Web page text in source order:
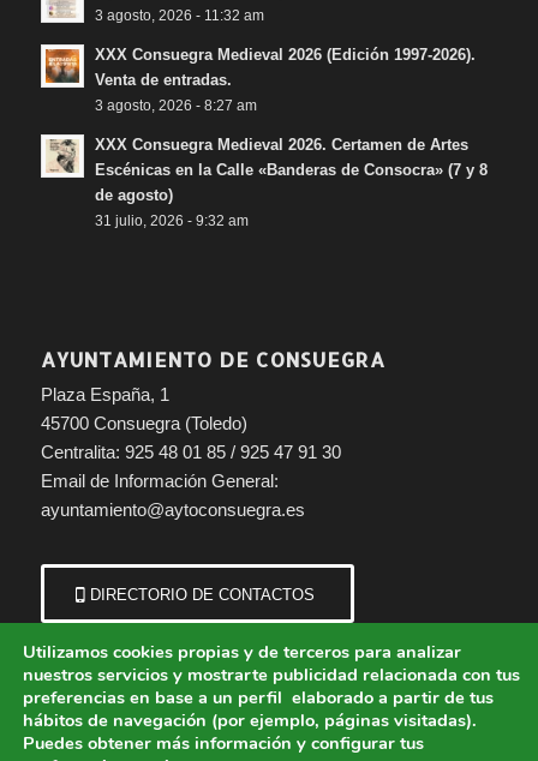
3 agosto, 2026 - 11:32 am
XXX Consuegra Medieval 2026 (Edición 1997-2026).
Venta de entradas.
3 agosto, 2026 - 8:27 am
XXX Consuegra Medieval 2026. Certamen de Artes
Escénicas en la Calle «Banderas de Consocra» (7 y 8
de agosto)
31 julio, 2026 - 9:32 am
AYUNTAMIENTO DE CONSUEGRA
Plaza España, 1
45700 Consuegra (Toledo)
Centralita: 925 48 01 85 / 925 47 91 30
Email de Información General:
ayuntamiento@aytoconsuegra.es
DIRECTORIO DE CONTACTOS
Utilizamos cookies propias y de terceros para analizar
nuestros servicios y mostrarte publicidad relacionada con tus
preferencias en base a un perfil elaborado a partir de tus
hábitos de navegación (por ejemplo, páginas visitadas).
Puedes obtener más información y configurar tus